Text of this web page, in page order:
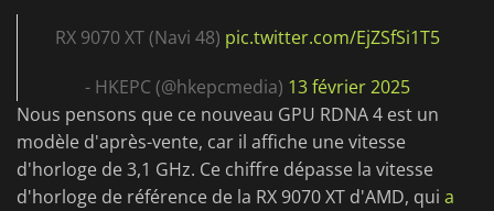
RX 9070 XT (Navi 48) pic.twitter.com/EjZSfSi1T5
- HKEPC (@hkepcmedia) 13 février 2025
Nous pensons que ce nouveau GPU RDNA 4 est un
modèle d'après-vente, car il affiche une vitesse
d'horloge de 3,1 GHz. Ce chiffre dépasse la vitesse
d'horloge de référence de la RX 9070 XT d'AMD, qui a